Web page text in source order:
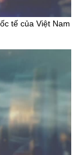
tế của Việt Nam